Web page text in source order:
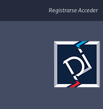
Registrarse Acceder